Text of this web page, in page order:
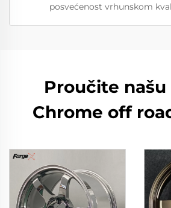
posvećenost vrhunskom
Proučite
Chrome off